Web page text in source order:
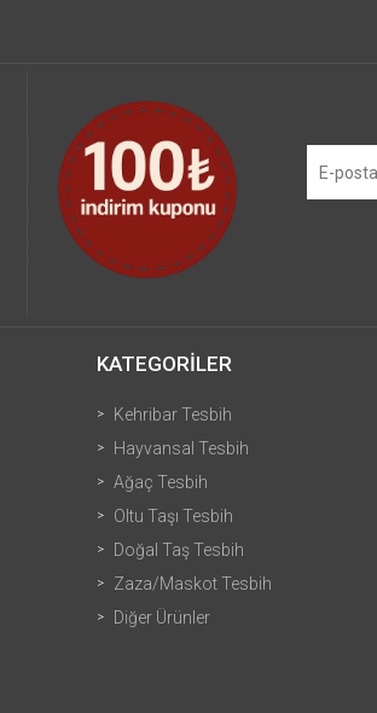
KATEGORİLER
Kehribar Tesbih
Hayvansal Tesbih
Ağaç Tesbih
Oltu Taşı Tesbih
Doğal Taş Tesbih
Zaza/Maskot Tesbih
Diğer Ürünler